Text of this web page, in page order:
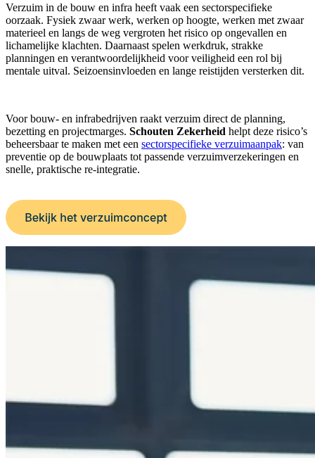
Verzuim in de bouw en infra heeft vaak een sectorspecifieke
oorzaak. Fysiek zwaar werk, werken op hoogte, werken met zwaar
materieel en langs de weg vergroten het risico op ongevallen en
lichamelijke klachten. Daarnaast spelen werkdruk, strakke
planningen en verantwoordelijkheid voor veiligheid een rol bij
mentale uitval. Seizoensinvloeden en lange reistijden versterken dit.
Voor bouw- en infrabedrijven raakt verzuim direct de planning,
bezetting en projectmarges. Schouten Zekerheid helpt deze risico’s
beheersbaar te maken met een sectorspecifieke verzuimaanpak: van
preventie op de bouwplaats tot passende verzuimverzekeringen en
snelle, praktische re-integratie.